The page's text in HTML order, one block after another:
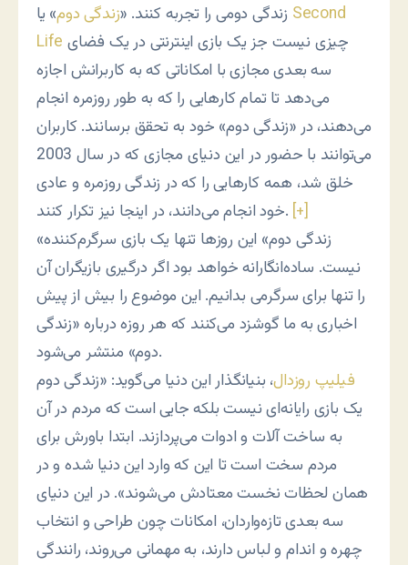
زندگی دومی را تجربه کنند. «زندگی دوم
Second
Life چیزی نیست جز یک بازی اینترنتی در یک فضای
سه بعدی مجازی با امکاناتی که به کاربرانش اجازه
می‌دهد تا تمام کارهایی را که به طور روزمره انجام
می‌دهند، در «زندگی دوم» خود به تحقق برسانند. کاربران
می‌توانند با حضور در این دنیای مجازی که در سال 2003
خلق شد، همه کارهایی را که در زندگی روزمره و عادی
خود انجام می‌دانند، در اینجا نیز تکرار کنند. [+]
«زندگی دوم» این روزها تنها یک بازی سرگرم‌کننده
نیست. ساده‌انگارانه خواهد بود اگر درگیری بازیگران آن
را تنها برای سرگرمی بدانیم. این موضوع را بیش از پیش
اخباری به ما گوشزد می‌کنند که هر روزه درباره «زندگی
دوم» منتشر می‌شود.
فیلیپ روزدال، بنیانگذار این دنیا می‌گوید: «زندگی دوم
یک بازی رایانه‌ای نیست بلکه جایی است که مردم در آن
به ساخت آلات و ادوات می‌پردازند. ابتدا باورش برای
مردم سخت است تا این که وارد این دنیا شده و در
همان لحظات نخست معتادش می‌شوند». در این دنیای
سه بعدی تازه‌واردان، امکانات چون طراحی و انتخاب
چهره و اندام و لباس دارند، به مهمانی می‌روند، رانندگی